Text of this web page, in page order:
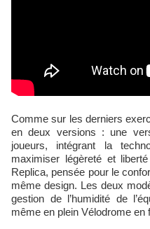
Comme sur les derniers exercices, PUMA décline cette tunique
en deux versions : une
joueurs, intégrant la
maximiser légèreté et
Replica, pensée pour le
même design. Les deux
gestion de l’humidité de
même en plein Vélodrome en